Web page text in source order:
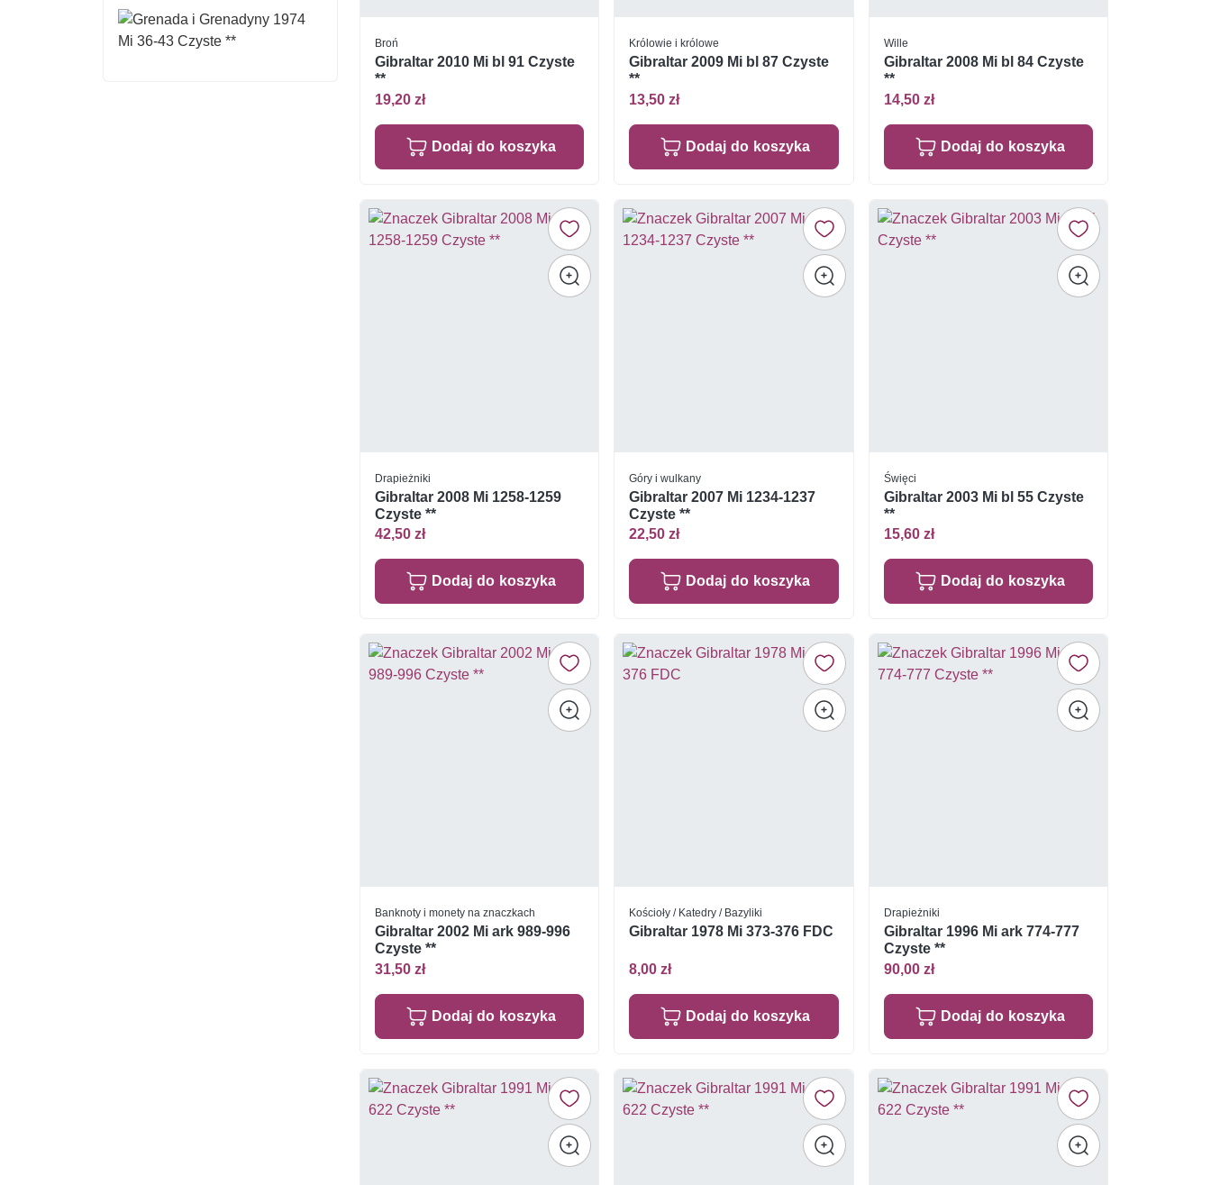
Broń
Gibraltar 2010 Mi bl 91 Czyste
**
19,20 zł
Dodaj do koszyka
Królowie i królowe
Gibraltar 2009 Mi bl 87 Czyste
**
13,50 zł
Dodaj do koszyka
Wille
Gibraltar 2008 Mi bl 84 Czyste
**
14,50 zł
Dodaj do koszyka
Drapieżniki
Gibraltar 2008 Mi 1258-1259
Czyste **
42,50 zł
Dodaj do koszyka
Góry i wulkany
Gibraltar 2007 Mi 1234-1237
Czyste **
22,50 zł
Dodaj do koszyka
Święci
Gibraltar 2003 Mi bl 55 Czyste
**
15,60 zł
Dodaj do koszyka
Banknoty i monety na znaczkach
Gibraltar 2002 Mi ark 989-996
Czyste **
31,50 zł
Dodaj do koszyka
Kościoły / Katedry / Bazyliki
Gibraltar 1978 Mi 373-376 FDC
8,00 zł
Dodaj do koszyka
Drapieżniki
Gibraltar 1996 Mi ark 774-777
Czyste **
90,00 zł
Dodaj do koszyka